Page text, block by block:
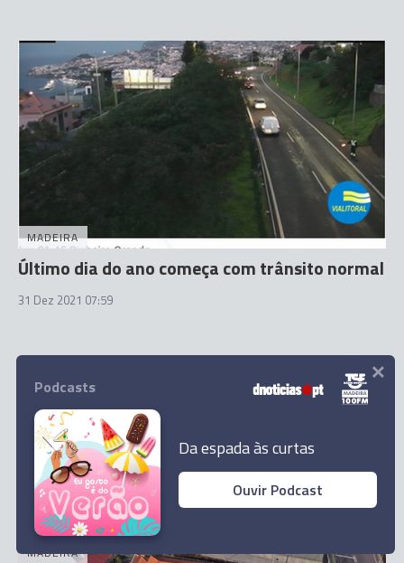
MADEIRA
Último dia do ano começa com trânsito normal
31 Dez 2021 07:59
MADEIRA
Podcasts
Da espada às curtas
Ouvir Podcast
×